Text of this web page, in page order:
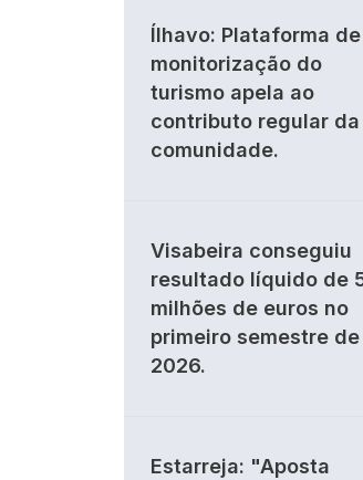
Ílhavo: Plataforma de
monitorização do
turismo apela ao
contributo regular da
comunidade.
Visabeira conseguiu
resultado líquido de
milhões de euros no
primeiro semestre de
2026.
Estarreja: "Aposta